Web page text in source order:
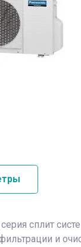
сплит
и